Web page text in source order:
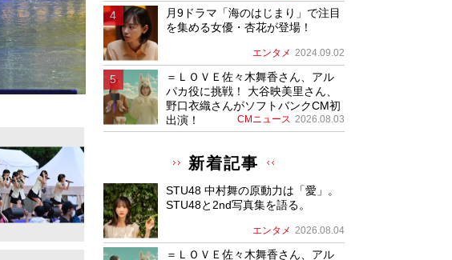
月9ドラマ「海のはじまり」で注目
を集める女優・杏花が登場！
エンタメ 2024.09.02
＝ＬＯＶＥ佐々木舞香さん、アル
パカ役に挑戦！ 大谷映美里さん、
野口衣織さんがソフトバンクCM初
出演！
CMニュース 2026.08.03
新着記事
STU48 中村舞の原動力は「愛」。
STU48と2nd写真集を語る。
エンタメ 2026.08.04
＝ＬＯＶＥ佐々木舞香さん、アル